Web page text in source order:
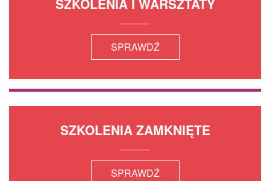
SPRAWDŹ
SZKOLENIA ZAMKNIĘTE
SPRAWDŹ